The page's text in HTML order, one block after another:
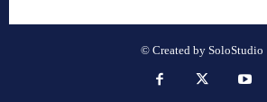
© Created by SoloStudio